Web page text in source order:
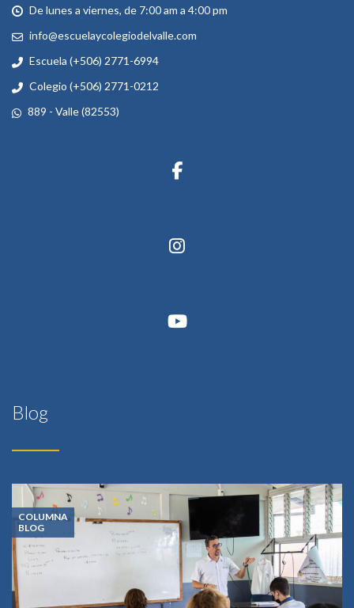
De lunes a viernes, de 7:00 am a 4:00 pm
info@escuelaycolegiodelvalle.com
Escuela (+506) 2771-6994
Colegio (+506) 2771-0212
889 - Valle (82553)
Blog
COLUMNA
BLOG